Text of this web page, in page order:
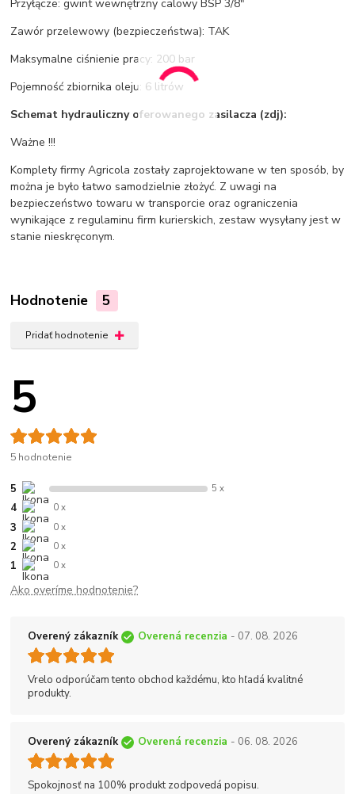
Przyłącze: gwint wewnętrzny calowy BSP 3/8"
Zawór przelewowy (bezpieczeństwa): TAK
Maksymalne ciśnienie pracy: 200 bar
Pojemność zbiornika oleju: 6 litrów
Schemat hydrauliczny oferowanego zasilacza (zdj):
Ważne !!!
Komplety firmy Agricola zostały zaprojektowane w ten sposób, by
można je było łatwo samodzielnie złożyć. Z uwagi na
bezpieczeństwo towaru w transporcie oraz ograniczenia
wynikające z regulaminu firm kurierskich, zestaw wysyłany jest w
stanie nieskręconym.
Hodnotenie 5
Pridať hodnotenie
5
5 hodnotenie
5 5 x
4 0 x
3 0 x
2 0 x
1 0 x
Ako overíme hodnotenie?
Overený zákazník Overená recenzia - 07. 08. 2026
Vrelo odporúčam tento obchod každému, kto hľadá kvalitné
produkty.
Overený zákazník Overená recenzia - 06. 08. 2026
Spokojnosť na 100% produkt zodpovedá popisu.